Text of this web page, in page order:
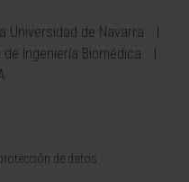
Universidad de Navarra
de Ingeniería Biomédica
de datos